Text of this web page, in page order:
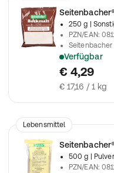
250 g
|
PZN/EAN:
Seitenbacher
Verfügbar
Für Brot,
€ 4,29
€ 17,16 / 1 kg
Lebensmittel
500 g
| Pulver
PZN/EAN: